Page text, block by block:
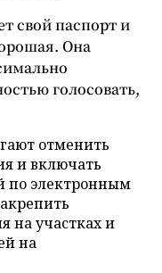
свой паспорт и
Она
голосовать,
отменить
и включать
по электронным
на участках и
на